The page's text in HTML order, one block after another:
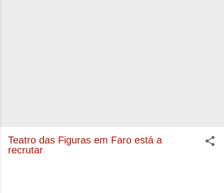
Teatro das Figuras em Faro está a
recrutar